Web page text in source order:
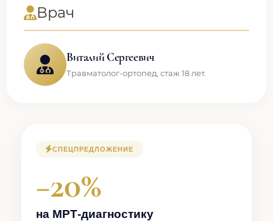
Врач
Виталий Сергеевич
Травматолог-ортопед, стаж 18 лет.
СПЕЦПРЕДЛОЖЕНИЕ
−20%
на МРТ-диагностику